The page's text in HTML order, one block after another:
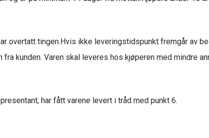
overtatt tingen.Hvis ikke leveringstidspunkt fremgår av
kunden. Varen skal leveres hos kjøperen med mindre
har fått varene levert i tråd med punkt 6.